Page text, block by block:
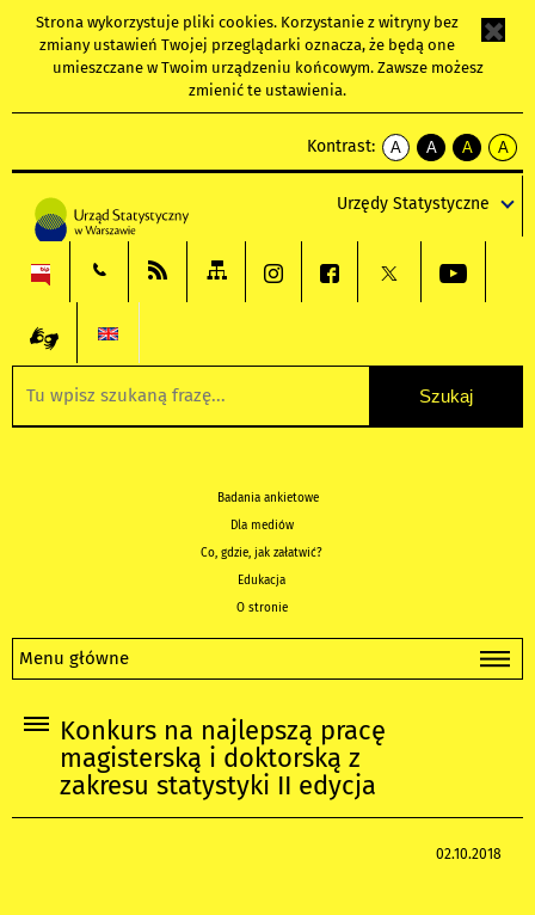
Strona wykorzystuje pliki cookies. Korzystanie z witryny bez
zmiany ustawień Twojej przeglądarki oznacza, że będą one
umieszczane w Twoim urządzeniu końcowym. Zawsze możesz
zmienić te ustawienia.
Kontrast:
A
kontrast
A
kontrast
tekst
czarnym
A
kontrast
tekst
czarnym
A
tekst
żółtym
Urzędy Statystyczne
Badania ankietowe
Dla mediów
Co, gdzie, jak załatwić?
Edukacja
O stronie
Menu główne
Konkurs na najlepszą pracę
magisterską i doktorską z
zakresu statystyki II edycja
02.10.2018